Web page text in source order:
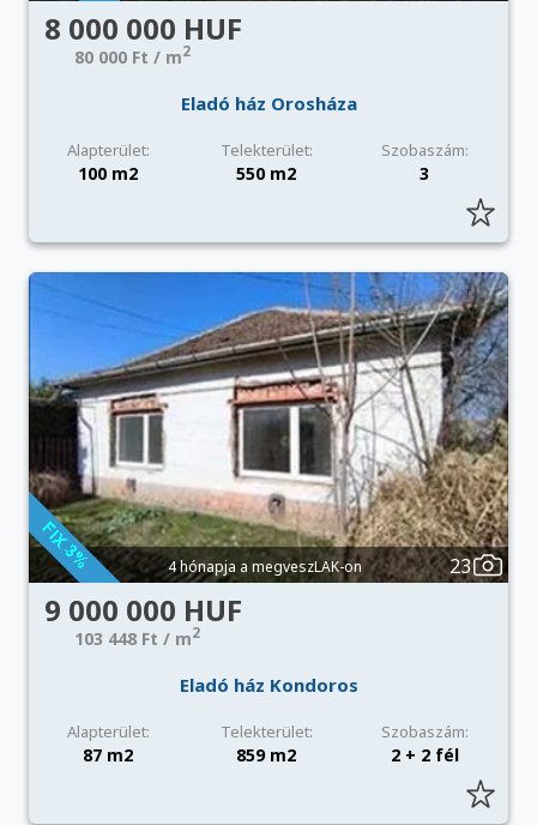
8 000 000 HUF
80 000 Ft / m2
Eladó ház Orosháza
Alapterület: Telekterület: Szobaszám:
100 m2 550 m2 3
4 hónapja a megveszLAK-on 23
9 000 000 HUF
103 448 Ft / m2
Eladó ház Kondoros
Alapterület: Telekterület: Szobaszám:
87 m2 859 m2 2 + 2 fél